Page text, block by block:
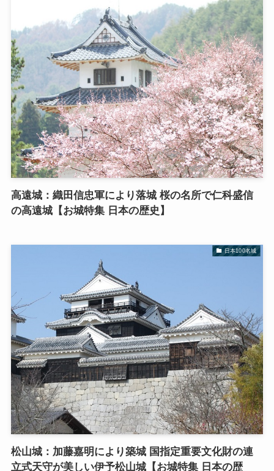
高遠城：織田信忠軍により落城 桜の名所で仁科盛信
の高遠城【お城特集 日本の歴史】
日本100名城
松山城：加藤嘉明により築城 国指定重要文化財の連
立式天守が美しい伊予松山城【お城特集 日本の歴